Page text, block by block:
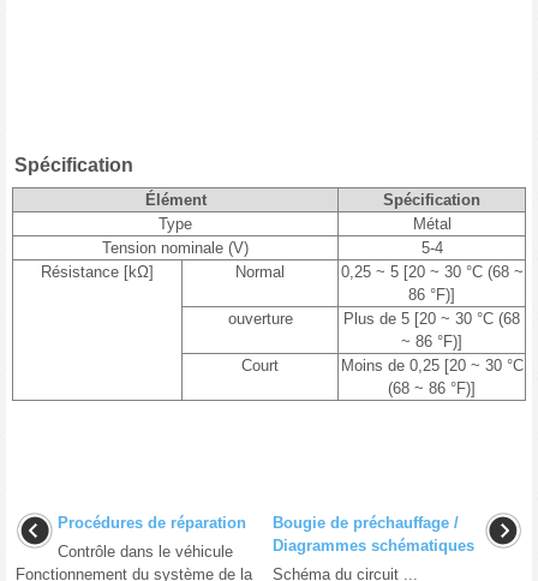
Spécification
Élément
Spécification
Type
Métal
Tension nominale (V)
5-4
Résistance [kΩ]
Normal
0,25 ~ 5 [20 ~ 30 °C (68 ~
86 °F)]
ouverture
Plus de 5 [20 ~ 30 °C (68
~ 86 °F)]
Court
Moins de 0,25 [20 ~ 30 °C
(68 ~ 86 °F)]
Procédures de réparation
Contrôle dans le véhicule
Fonctionnement du système de la
Bougie de préchauffage /
Diagrammes schématiques
Schéma du circuit ...